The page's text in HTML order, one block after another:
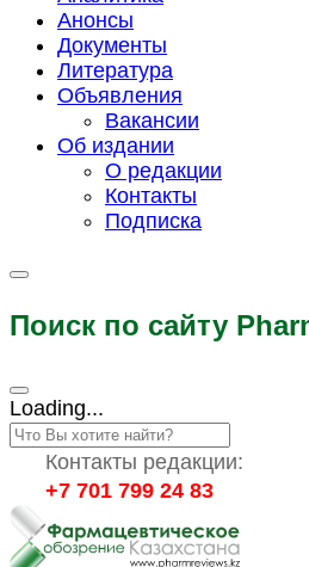
Анонсы
Документы
Литература
Объявления
Вакансии
Об издании
О редакции
Контакты
Подписка
Поиск по сайту
Loading...
Контакты редакции:
+7 701 799 24 83